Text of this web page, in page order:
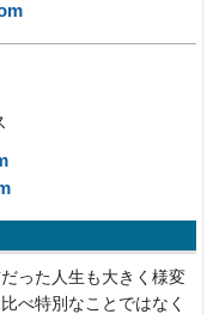
った人生も大きく様変
べ特別なことではなく